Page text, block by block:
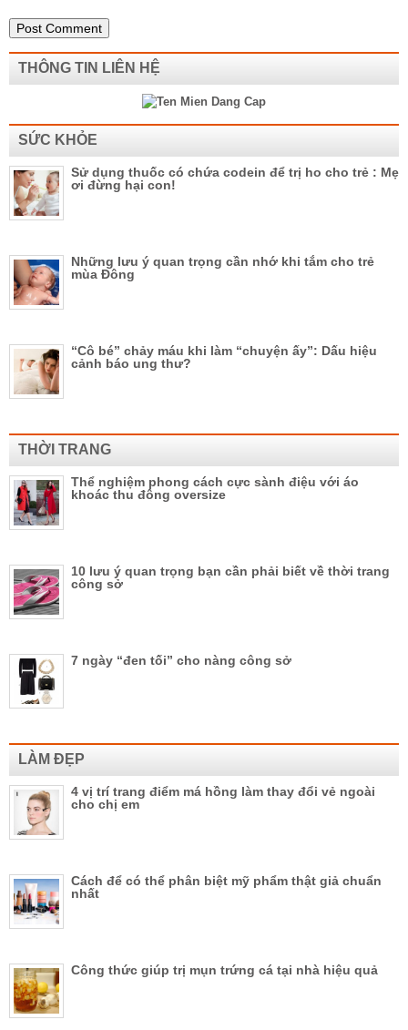
THÔNG TIN LIÊN HỆ
SỨC KHỎE
Sử dụng thuốc có chứa codein để trị ho cho trẻ : Mẹ
ơi đừng hại con!
Những lưu ý quan trọng cần nhớ khi tắm cho trẻ
mùa Đông
“Cô bé” chảy máu khi làm “chuyện ấy”: Dấu hiệu
cảnh báo ung thư?
THỜI TRANG
Thể nghiệm phong cách cực sành điệu với áo
khoác thu đông oversize
10 lưu ý quan trọng bạn cần phải biết về thời trang
công sở
7 ngày “đen tối” cho nàng công sở
LÀM ĐẸP
4 vị trí trang điểm má hồng làm thay đổi vẻ ngoài
cho chị em
Cách để có thể phân biệt mỹ phẩm thật giả chuẩn
nhất
Công thức giúp trị mụn trứng cá tại nhà hiệu quả